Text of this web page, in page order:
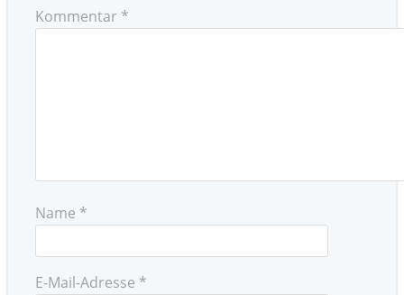
Kommentar *
Name *
E-Mail-Adresse *